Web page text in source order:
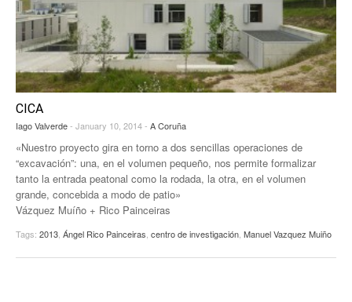
CICA
Iago Valverde- January 10, 2014 - A Coruña
«Nuestro proyecto gira en torno a dos sencillas operaciones de
“excavación”: una, en el volumen pequeño, nos permite formalizar
tanto la entrada peatonal como la rodada, la otra, en el volumen
grande, concebida a modo de patio»
Vázquez Muíño + Rico Painceiras
Tags: 2013, Ángel Rico Painceiras, centro de investigación, Manuel Vazquez Muiño